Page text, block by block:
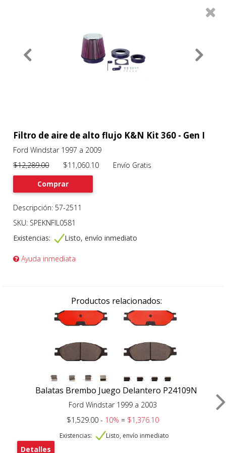
0
Previous
Filtro de aire de alto flujo K&N Kit 360 - Gen I
Ford Windstar 1997 a 2009
$12,289.00$11,060.10 Envío Gratis
Comprar
Descripción: 57-2511
SKU: SPEKNFIL0581
Existencias:
Listo, envío inmediato
Ayuda inmediata
Productos relacionados:
Balatas Brembo Juego Delantero P24109N
Ford Windstar 1999 a 2003
$1,529.00 - 10%= $1,376.10
Existencias: Listo, envío inmediato
Detalles